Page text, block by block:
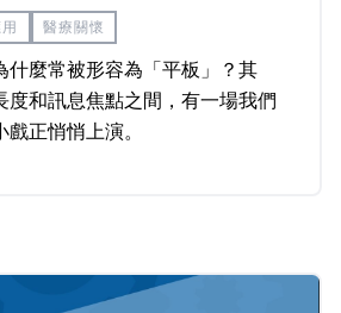
醫療關懷
什麼常被形容為「平板」？其
度和訊息焦點之間，有一場我們
正悄悄上演。